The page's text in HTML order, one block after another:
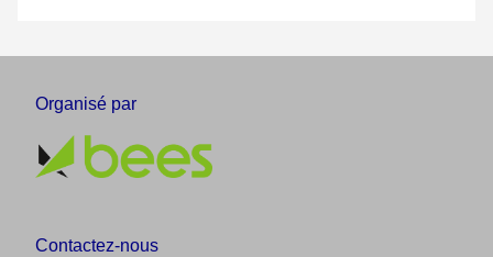
Organisé par
Contactez-nous